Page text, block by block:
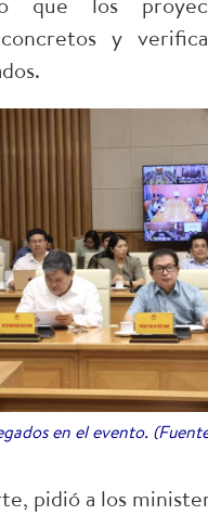
y
en el evento.
pidió a los